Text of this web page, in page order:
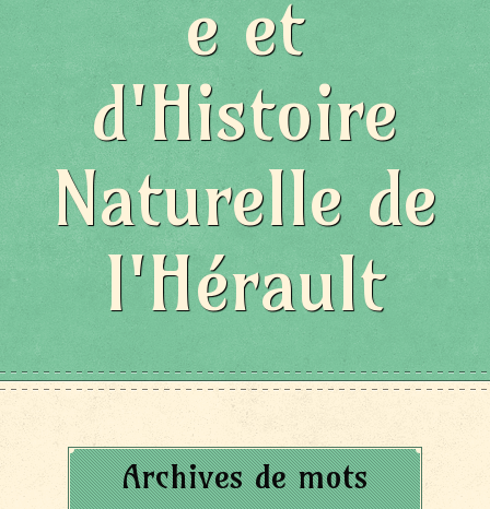
e et
d'Histoire
Naturelle de
l'Hérault
Archives de mots